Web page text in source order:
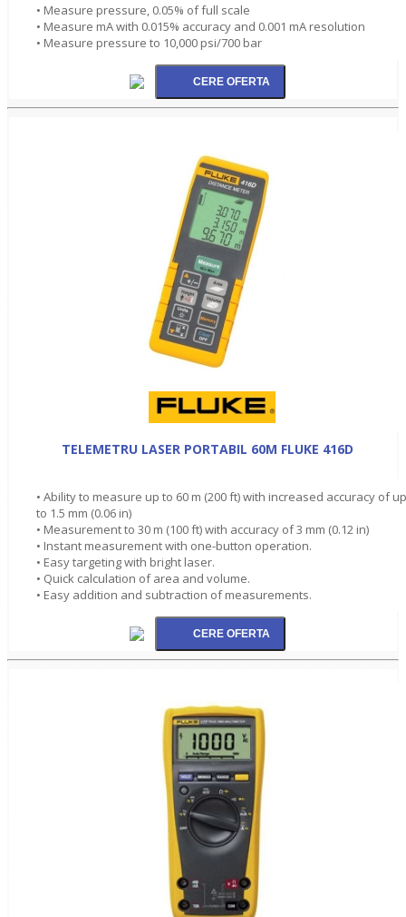
• Measure pressure, 0.05% of full scale
• Measure mA with 0.015% accuracy and 0.001 mA resolution
• Measure pressure to 10,000 psi/700 bar
TELEMETRU LASER PORTABIL 60M FLUKE 416D
• Ability to measure up to 60 m (200 ft) with increased accuracy of up
to 1.5 mm (0.06 in)
• Measurement to 30 m (100 ft) with accuracy of 3 mm (0.12 in)
• Instant measurement with one-button operation.
• Easy targeting with bright laser.
• Quick calculation of area and volume.
• Easy addition and subtraction of measurements.